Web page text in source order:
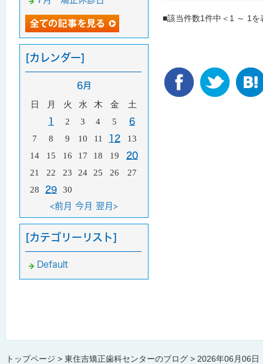
■該当件数1件中＜1 ～ 1を
[カレンダー]
6月
日 月 火 水 木 金 土
1 2 3 4 5 6
7 8 9 10 11 12
13
14
15 16 17 18 19 20
21 22 23 24 25 26
27
28
29 30
<前月 今月 翌月>
[カテゴリーリスト]
Default
トップページ 東住吉矯正歯科センターのブログ 2026年06月06日